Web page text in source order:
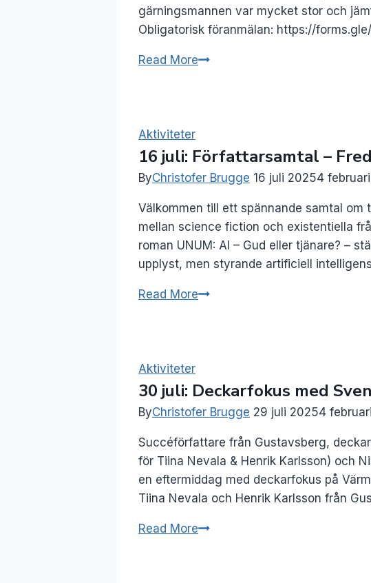
gärningsmannen var mycket stor och
Obligatorisk föranmälan: https://
Read More4
Polisen
inifrån
Aktiviteter
16 juli: Författarsamtal –
ByChristofer Brugge 16 juli 20254
Välkommen till ett spännande samtal
mellan science fiction och existentiella
roman UNUM: AI – Gud eller tjänare? –
upplyst, men styrande artificiell
Read More16
Forss
Aktiviteter
30 juli: Deckarfokus med
ByChristofer Brugge 29 juli 20254
Succéförfattare från Gustavsberg,
för Tiina Nevala & Henrik Karlsson) och
en eftermiddag med deckarfokus på
Tiina Nevala och Henrik Karlsson från
Read More30